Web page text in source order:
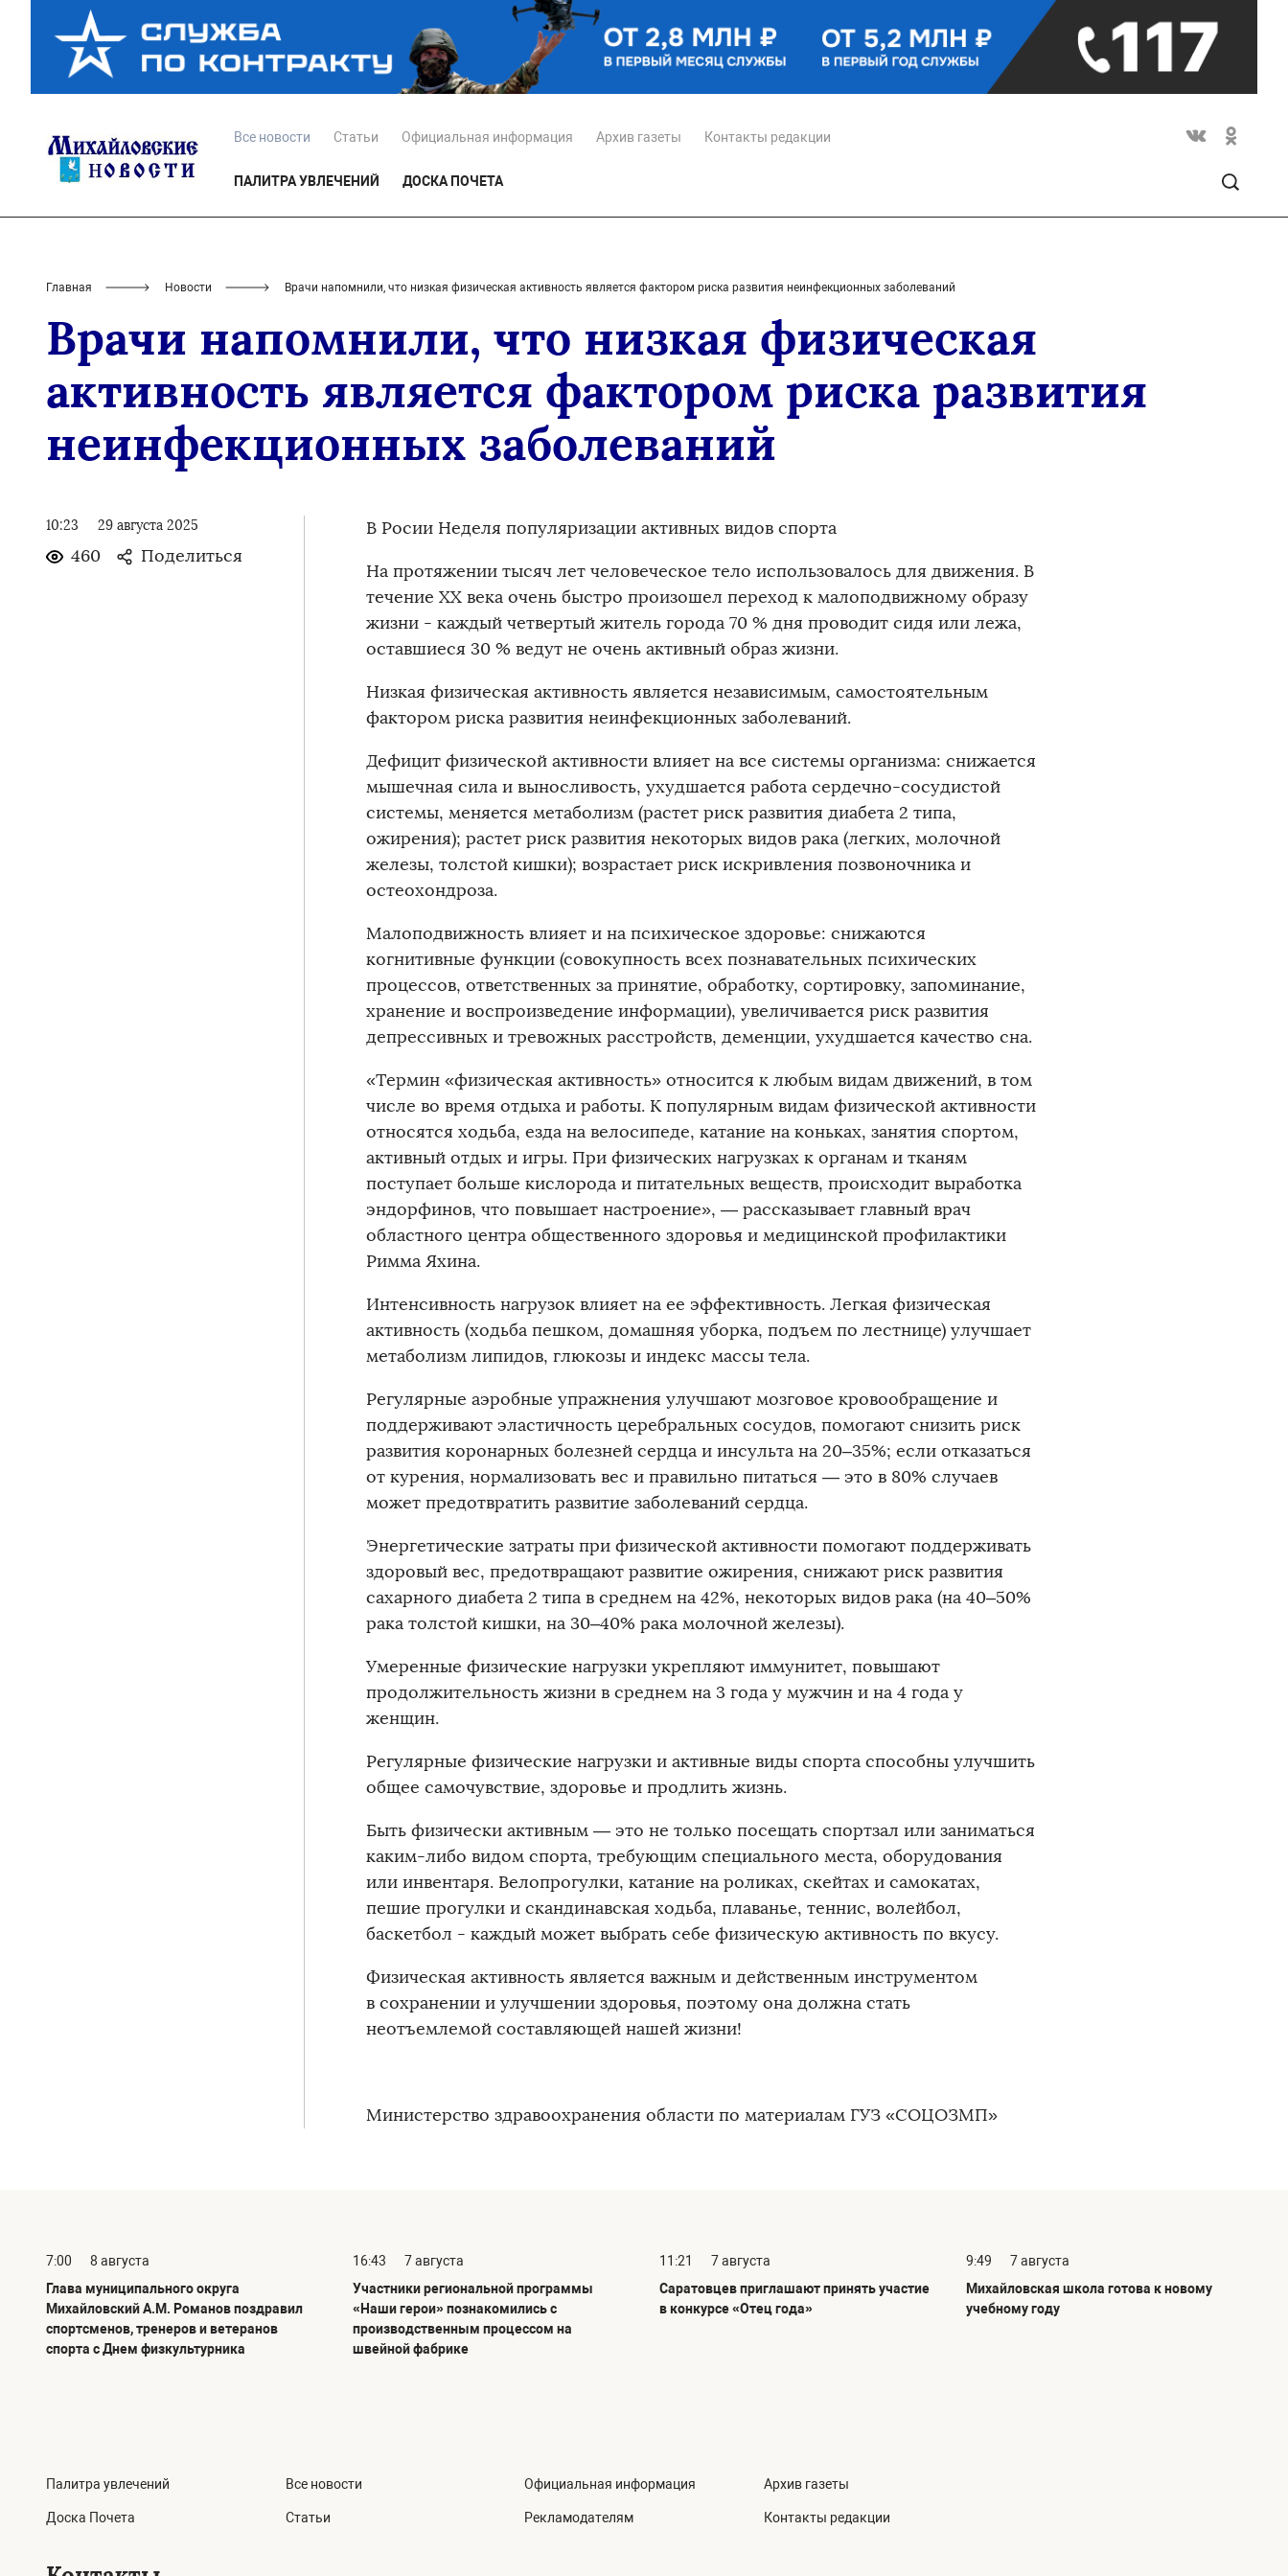
Все новости Статьи Официальная информация Архив газеты Контакты редакции
ПАЛИТРА УВЛЕЧЕНИЙ ДОСКА ПОЧЕТА
Главная Новости Врачи напомнили, что низкая физическая активность является фактором риска развития неинфекционных заболеваний
Врачи напомнили, что низкая физическая
активность является фактором риска развития
неинфекционных заболеваний
10:23 29 августа 2025
460 Поделиться
В Росии Неделя популяризации активных видов спорта
На протяжении тысяч лет человеческое тело использовалось для движения. В
течение ХХ века очень быстро произошел переход к малоподвижному образу
жизни - каждый четвертый житель города 70 % дня проводит сидя или лежа,
оставшиеся 30 % ведут не очень активный образ жизни.
Низкая физическая активность является независимым, самостоятельным
фактором риска развития неинфекционных заболеваний.
Дефицит физической активности влияет на все системы организма: снижается
мышечная сила и выносливость, ухудшается работа сердечно-сосудистой
системы, меняется метаболизм (растет риск развития диабета 2 типа,
ожирения); растет риск развития некоторых видов рака (легких, молочной
железы, толстой кишки); возрастает риск искривления позвоночника и
остеохондроза.
Малоподвижность влияет и на психическое здоровье: снижаются
когнитивные функции (совокупность всех познавательных психических
процессов, ответственных за принятие, обработку, сортировку, запоминание,
хранение и воспроизведение информации), увеличивается риск развития
депрессивных и тревожных расстройств, деменции, ухудшается качество сна.
«Термин «физическая активность» относится к любым видам движений, в том
числе во время отдыха и работы. К популярным видам физической активности
относятся ходьба, езда на велосипеде, катание на коньках, занятия спортом,
активный отдых и игры. При физических нагрузках к органам и тканям
поступает больше кислорода и питательных веществ, происходит выработка
эндорфинов, что повышает настроение», — рассказывает главный врач
областного центра общественного здоровья и медицинской профилактики
Римма Яхина.
Интенсивность нагрузок влияет на ее эффективность. Легкая физическая
активность (ходьба пешком, домашняя уборка, подъем по лестнице) улучшает
метаболизм липидов, глюкозы и индекс массы тела.
Регулярные аэробные упражнения улучшают мозговое кровообращение и
поддерживают эластичность церебральных сосудов, помогают снизить риск
развития коронарных болезней сердца и инсульта на 20–35%; если отказаться
от курения, нормализовать вес и правильно питаться — это в 80% случаев
может предотвратить развитие заболеваний сердца.
Энергетические затраты при физической активности помогают поддерживать
здоровый вес, предотвращают развитие ожирения, снижают риск развития
сахарного диабета 2 типа в среднем на 42%, некоторых видов рака (на 40–50%
рака толстой кишки, на 30–40% рака молочной железы).
Умеренные физические нагрузки укрепляют иммунитет, повышают
продолжительность жизни в среднем на 3 года у мужчин и на 4 года у
женщин.
Регулярные физические нагрузки и активные виды спорта способны улучшить
общее самочувствие, здоровье и продлить жизнь.
Быть физически активным — это не только посещать спортзал или заниматься
каким-либо видом спорта, требующим специального места, оборудования
или инвентаря. Велопрогулки, катание на роликах, скейтах и самокатах,
пешие прогулки и скандинавская ходьба, плаванье, теннис, волейбол,
баскетбол - каждый может выбрать себе физическую активность по вкусу.
Физическая активность является важным и действенным инструментом
в сохранении и улучшении здоровья, поэтому она должна стать
неотъемлемой составляющей нашей жизни!
Министерство здравоохранения области по материалам ГУЗ «СОЦОЗМП»
7:00
8 августа
Глава муниципального округа
Михайловский А.М. Романов поздравил
спортсменов, тренеров и ветеранов
спорта с Днем физкультурника
16:43
7 августа
Участники региональной программы
«Наши герои» познакомились с
производственным процессом на
швейной фабрике
11:21
7 августа
Саратовцев приглашают принять участие
в конкурсе «Отец года»
9:49
7 августа
Михайловская школа готова к новому
учебному году
Палитра увлечений
Доска Почета
Все новости
Статьи
Официальная информация
Рекламодателям
Архив газеты
Контакты редакции